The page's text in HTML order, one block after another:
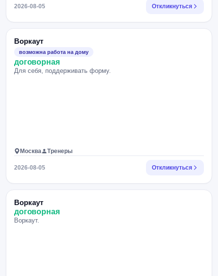
2026-08-05 Откликнуться
Воркаут
возможна работа на дому
договорная
Для себя, поддерживать форму.
Москва Тренеры
2026-08-05 Откликнуться
Воркаут
договорная
Воркаут.